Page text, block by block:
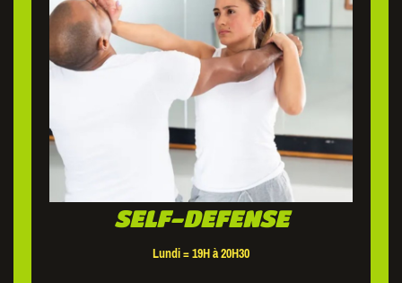
SELF-DEFENSE
Lundi = 19H à 20H30